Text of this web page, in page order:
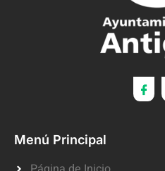
Menú Principal